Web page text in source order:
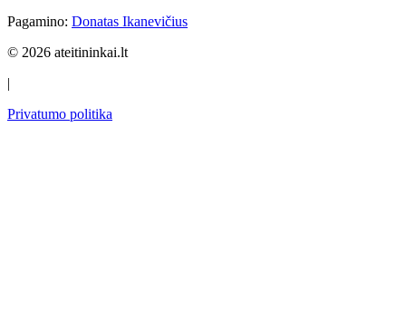
Pagamino: Donatas Ikanevičius
© 2026 ateitininkai.lt
|
Privatumo politika